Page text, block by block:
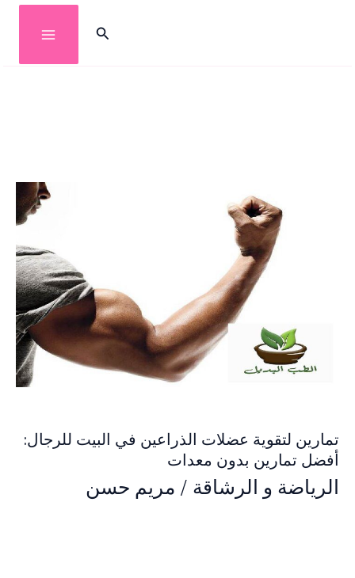
البحث
تمارين لتقوية عضلات الذراعين في البيت للرجال:
أفضل تمارين بدون معدات
الرياضة و الرشاقة / مريم حسن